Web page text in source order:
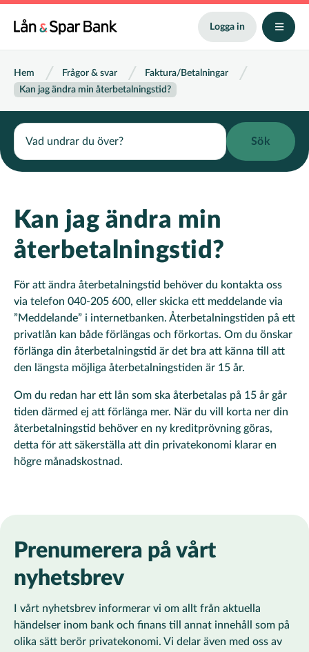
Hoppa
Logga in
Länkstig
Hem Frågor & svar
Faktura/Betalningar
Kan jag ändra min återbetalningstid?
Search
Kan jag ändra min
återbetalningstid?
För att ändra återbetalningstid behöver du kontakta oss
via telefon 040-205 600, eller skicka ett meddelande via
”Meddelande” i internetbanken. Återbetalningstiden på ett
privatlån kan både förlängas och förkortas. Om du önskar
förlänga din återbetalningstid är det bra att känna till att
den längsta möjliga återbetalningstiden är 15 år.
Om du redan har ett lån som ska återbetalas på 15 år går
tiden därmed ej att förlänga mer. När du vill korta ner din
återbetalningstid behöver en ny kreditprövning göras,
detta för att säkerställa att din privatekonomi klarar en
högre månadskostnad.
Prenumerera på vårt
nyhetsbrev
I vårt nyhetsbrev informerar vi om allt från aktuella
händelser inom bank och finans till annat innehåll som på
olika sätt berör privatekonomi. Vi delar även med oss av